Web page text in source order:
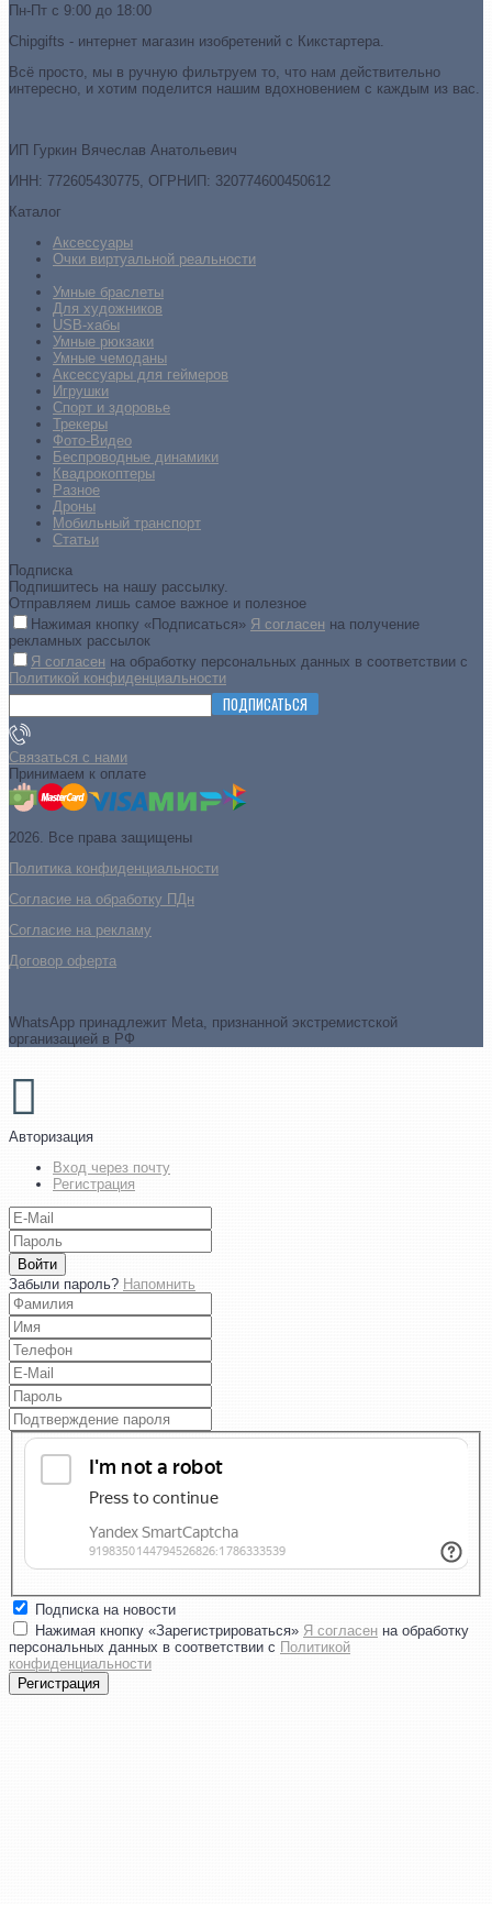
Пн-Пт с 9:00 до 18:00
Chipgifts - интернет магазин изобретений с Кикстартера.
Всё просто, мы в ручную фильтруем то, что нам действительно
интересно, и хотим поделится нашим вдохновением с каждым из вас.
ИП Гуркин Вячеслав Анатольевич
ИНН: 772605430775, ОГРНИП: 320774600450612
Каталог
Аксессуары
Очки виртуальной реальности
Умные браслеты
Для художников
USB-хабы
Умные рюкзаки
Умные чемоданы
Аксессуары для геймеров
Игрушки
Спорт и здоровье
Трекеры
Фото-Видео
Беспроводные динамики
Квадрокоптеры
Разное
Дроны
Мобильный транспорт
Статьи
Подписка
Подпишитесь на нашу рассылку.
Отправляем лишь самое важное и полезное
Нажимая кнопку «Подписаться» Я согласен на получение
рекламных рассылок
Я согласен на обработку персональных данных в соответствии с
Политикой конфиденциальности
ПОДПИСАТЬСЯ
Связаться с нами
Принимаем к оплате
2026. Все права защищены
Политика конфиденциальности
Согласие на обработку ПДн
Cогласие на рекламу
Договор оферта
WhatsApp принадлежит Meta, признанной экстремистской
организацией в РФ
Авторизация
Вход через почту
Регистрация
Войти
Забыли пароль? Напомнить
Подписка на новости
Нажимая кнопку «Зарегистрироваться» Я согласен на обработку
персональных данных в соответствии с Политикой
конфиденциальности
Регистрация